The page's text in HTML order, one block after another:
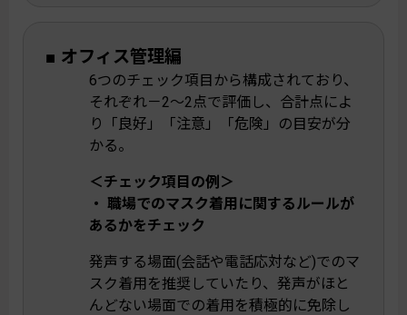
■ オフィス管理編
6つのチェック項目から構成されており、
それぞれ－2～2点で評価し、合計点によ
り「良好」「注意」「危険」の目安が分
かる。
＜チェック項目の例＞
・ 職場でのマスク着用に関するルールが
あるかをチェック
発声する場面(会話や電話応対など)でのマ
スク着用を推奨していたり、発声がほと
んどない場面での着用を積極的に免除し